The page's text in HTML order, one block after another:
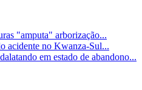
"amputa" arborização...
acidente no Kwanza-Sul...
em estado de abandono...